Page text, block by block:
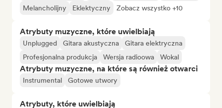
Melancholijny
Eklektyczny Zobacz wszystko +10
Atrybuty muzyczne, które uwielbiają
Unplugged Gitara akustyczna
Gitara elektryczna
Profesjonalna produkcja
Wersja radioowa Wokal
Atrybuty muzyczne, na które są również otwarci
Instrumental Gotowe utwory
Atrybuty, które uwielbiają